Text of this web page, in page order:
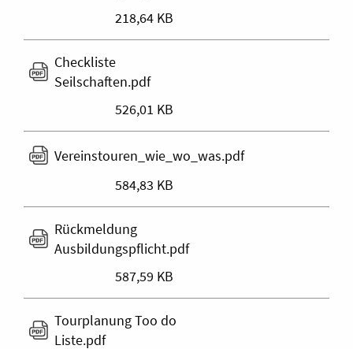
218,64 KB
Checkliste
Seilschaften.pdf
526,01 KB
Vereinstouren_wie_wo_was.pdf
584,83 KB
Rückmeldung
Ausbildungspflicht.pdf
587,59 KB
Tourplanung Too do
Liste.pdf